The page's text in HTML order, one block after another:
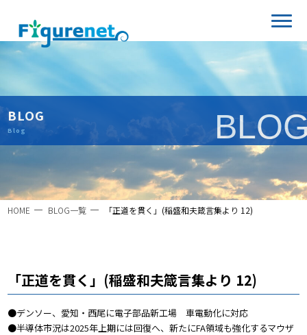
BLOG
Blog
HOME BLOG一覧 「正道を貫く」(稲盛和夫箴言集より 12)
「正道を貫く」(稲盛和夫箴言集より 12)
●デンソー、愛知・西尾に電子部品新工場 車電動化に対応
●半導体市況は2025年上期には回復へ、新たにFA領域も強化するマウザ